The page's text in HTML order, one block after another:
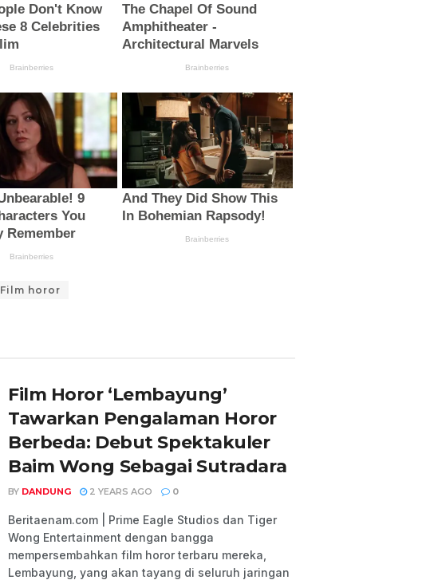
Film horor
Film Horor ‘Lembayung’
Tawarkan Pengalaman Horor
Berbeda: Debut Spektakuler
Baim Wong Sebagai Sutradara
BY DANDUNG 2 YEARS AGO 0
Beritaenam.com | Prime Eagle Studios dan Tiger
Wong Entertainment dengan bangga
mempersembahkan film horor terbaru mereka,
Lembayung, yang akan tayang di seluruh jaringan